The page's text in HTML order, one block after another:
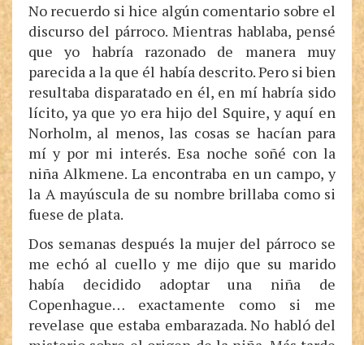
No recuerdo si hice algún comentario sobre el
discurso del párroco. Mientras hablaba, pensé
que yo habría razonado de manera muy
parecida a la que él había descrito. Pero si bien
resultaba disparatado en él, en mí habría sido
lícito, ya que yo era hijo del Squire, y aquí en
Norholm, al menos, las cosas se hacían para
mí y por mi interés. Esa noche soñé con la
niña Alkmene. La encontraba en un campo, y
la A mayúscula de su nombre brillaba como si
fuese de plata.
Dos semanas después la mujer del párroco se
me echó al cuello y me dijo que su marido
había decidido adoptar una niña de
Copenhague… exactamente como si me
revelase que estaba embarazada. No habló del